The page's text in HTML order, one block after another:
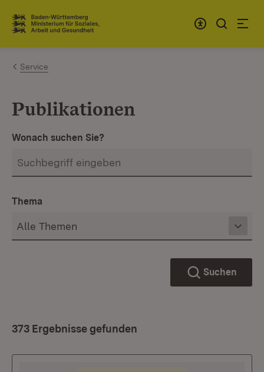
Zum Inhalt springen
Link zur Startseite
Service
Publikationen
Wonach suchen Sie?
Thema
Suchen
373 Ergebnisse gefunden